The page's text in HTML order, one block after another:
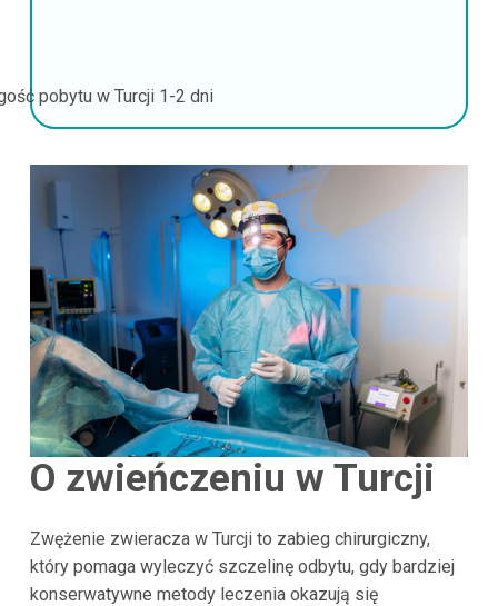
pobytu w Turcji 1-2 dni
O zwieńczeniu w Turcji
Zwężenie zwieracza w Turcji to zabieg chirurgiczny,
który pomaga wyleczyć szczelinę odbytu, gdy bardziej
konserwatywne metody leczenia okazują się